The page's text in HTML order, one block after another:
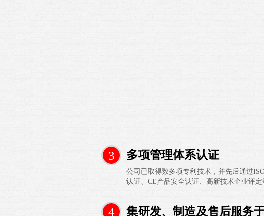
3 多项管理体系认证
公司已取得数多项专利技术，并先后通过
认证、CE产品安全认证、高新技术企业评定
4 集研发、制造及售后服务